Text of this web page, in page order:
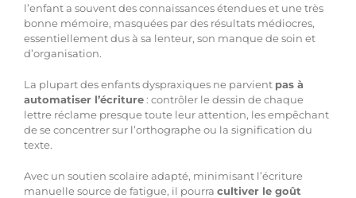
l’enfant a souvent des connaissances étendues et une très
bonne mémoire, masquées par des résultats médiocres,
essentiellement dus à sa lenteur, son manque de soin et
d’organisation.
La plupart des enfants dyspraxiques ne parvient pas à
automatiser l’écriture: contrôler le dessin de chaque
lettre réclame presque toute leur attention, les empêchant
de se concentrer sur l’orthographe ou la signification du
texte.
Avec un soutien scolaire adapté, minimisant l’écriture
manuelle source de fatigue, il pourra cultiver le goût